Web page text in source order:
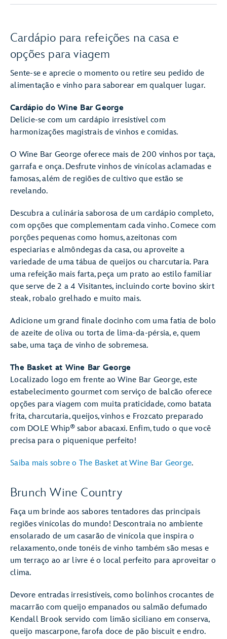
Cardápio para refeições na casa e
opções para viagem
Sente-se e aprecie o momento ou retire seu pedido de
alimentação e vinho para saborear em qualquer lugar.
Cardápio do Wine Bar George
Delicie-se com um cardápio irresistível com
harmonizações magistrais de vinhos e comidas.
O Wine Bar George oferece mais de 200 vinhos por taça,
garrafa e onça. Desfrute vinhos de vinícolas aclamadas e
famosas, além de regiões de cultivo que estão se
revelando.
Descubra a culinária saborosa de um cardápio completo,
com opções que complementam cada vinho. Comece com
porções pequenas como homus, azeitonas com
especiarias e almôndegas da casa, ou aproveite a
variedade de uma tábua de queijos ou charcutaria. Para
uma refeição mais farta, peça um prato ao estilo familiar
que serve de 2 a 4 Visitantes, incluindo corte bovino skirt
steak, robalo grelhado e muito mais.
Adicione um grand finale docinho com uma fatia de bolo
de azeite de oliva ou torta de lima-da-pérsia, e, quem
sabe, uma taça de vinho de sobremesa.
The Basket at Wine Bar George
Localizado logo em frente ao Wine Bar George, este
estabelecimento gourmet com serviço de balcão oferece
opções para viagem com muita praticidade, como batata
frita, charcutaria, queijos, vinhos e Frozcato preparado
com DOLE Whip® sabor abacaxi. Enfim, tudo o que você
precisa para o piquenique perfeito!
Saiba mais sobre o The Basket at Wine Bar George.
Brunch Wine Country
Faça um brinde aos sabores tentadores das principais
regiões vinícolas do mundo! Descontraia no ambiente
ensolarado de um casarão de vinícola que inspira o
relaxamento, onde tonéis de vinho também são mesas e
um terraço ao ar livre é o local perfeito para aproveitar o
clima.
Devore entradas irresistíveis, como bolinhos crocantes de
macarrão com queijo empanados ou salmão defumado
Kendall Brook servido com limão siciliano em conserva,
queijo mascarpone, farofa doce de pão biscuit e endro.